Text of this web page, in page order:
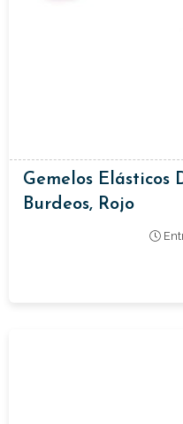
Gemelos Elásticos
Burdeos, Rojo